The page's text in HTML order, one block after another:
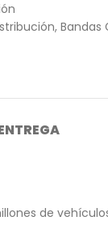
, Bandas
de